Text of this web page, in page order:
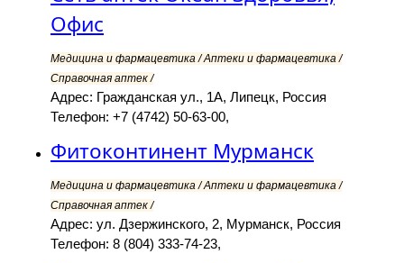
Офис
Медицина и фармацевтика / Аптеки и фармацевтика /
Справочная аптек /
Адрес: Гражданская ул., 1А, Липецк, Россия
Телефон: +7 (4742) 50-63-00,
Фитоконтинент Мурманск
Медицина и фармацевтика / Аптеки и фармацевтика /
Справочная аптек /
Адрес: ул. Дзержинского, 2, Мурманск, Россия
Телефон: 8 (804) 333-74-23,